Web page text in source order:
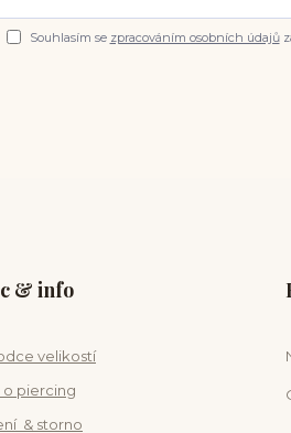
Souhlasím se zpracováním osobních údajů
& info
velikostí
o piercing
& storno